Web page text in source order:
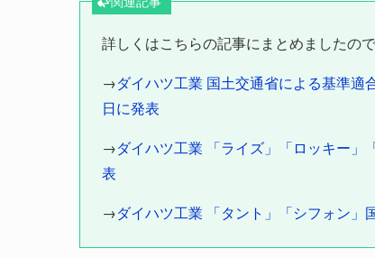
詳しくはこちらの記事にまとめましたの
→ダイハツ工業 国土交通省による基準
日に発表
→ダイハツ工業 「ライズ」「ロッキー
表
→ダイハツ工業 「タント」「シフォン